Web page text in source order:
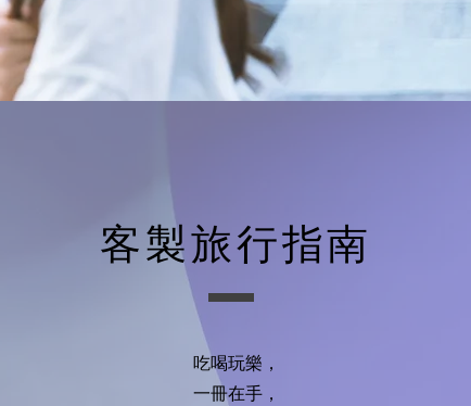
​客製旅行指南
吃喝玩樂，
一冊在手，